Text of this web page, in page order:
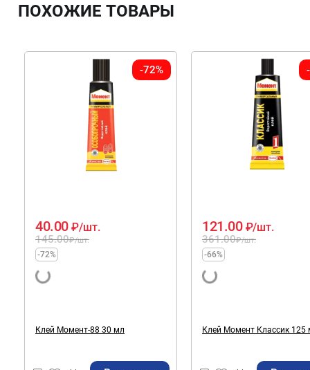
ПОХОЖИЕ ТОВАРЫ
-72%
145.00₽/шт.
40.00 ₽/шт.
-72%
Клей Момент-88 30 мл
361.00₽/шт.
121.00 ₽/шт.
-66%
Клей Момент Классик 125